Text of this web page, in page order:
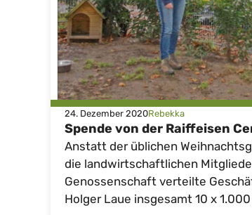
24. Dezember 2020Rebekka
Spende von der Raiffeisen
Anstatt der üblichen
die landwirtschaftlichen
Genossenschaft verteilte
Holger Laue insgesamt 10 x 1.000